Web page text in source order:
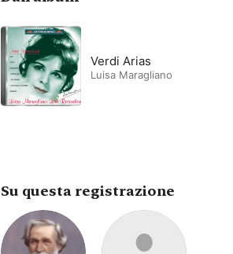
Verdi Arias
Luisa Maragliano
Su questa registrazione